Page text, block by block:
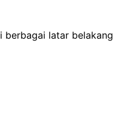
berbagai latar belakang